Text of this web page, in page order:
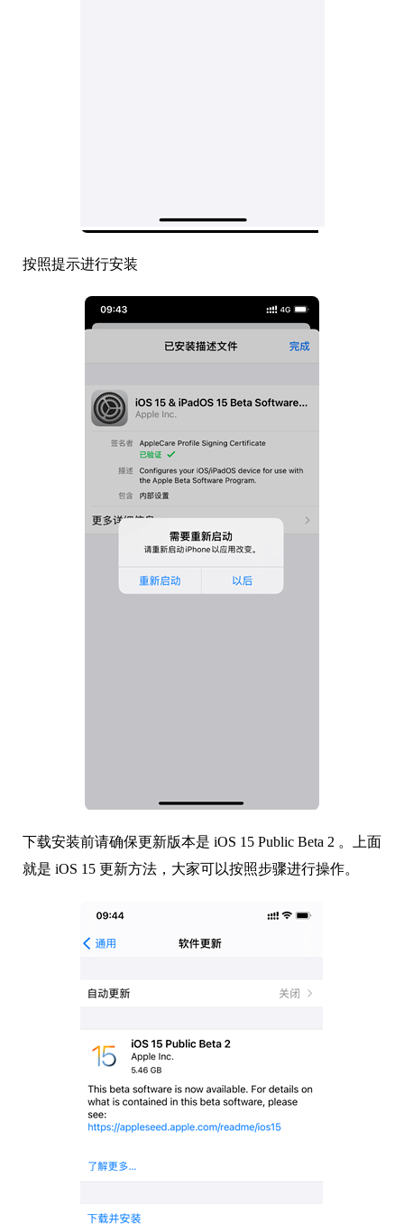
按照提示进行安装
下载安装前请确保更新版本是 iOS 15 Public Beta 2 。上面
就是 iOS 15 更新方法，大家可以按照步骤进行操作。